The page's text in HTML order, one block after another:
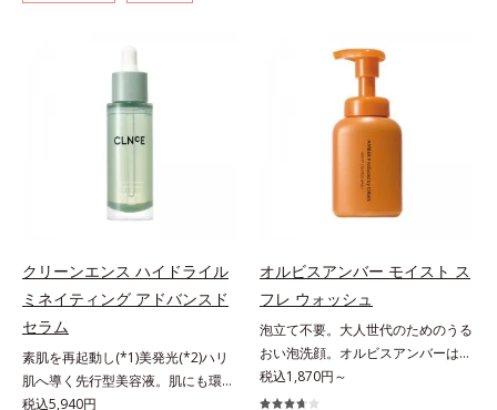
び先行技術調査による当社調べ*5
オトギリソウエキス配合＝肌にうる
ツヤ肌へ導く保湿成分アレルギーテ
スト済＝全ての方にアレルギーが起
やかな肌に導きます。*1 ポーラ化
成独自の（Ｃ１２－２０）アルキル
グルコシド（保湿）で形成するミセ
ルから、汚れをはね返す水の膜をつ
くる技術が日本初（2024年12月時
点、J－GLOBALによる自社調べ）
*2 オルビス内でかつてないオイル
クレンジングのこと*3 ポーラ化成
ルコシド（保湿）で形成するミセル
*4 炭酸ジカプリリル*5 乾燥や汚れ
による*6 キメの乱れによる＜使用
量目安＞適量＜使用ステップ＞オル
ビス ザ クレンジング オイル ⇒
洗顔料 ⇒ 化粧水 ⇒ 保湿液
※W洗顔が必要です＜使用方法＞1.
ンアミド複合体(*2)と浸透サポート
有効成分「ナイアシンアミド」の浸
透スピードがアップ(*5)し、浸透し
にくい大人肌の深く(*3)まで素早く
届けます。真皮のコラーゲン産生を
促進し、年齢とともに刻まれる深い
メラニン生成を防ぎ未来のシミ・ソ
バカスを予防します。さらに独自研
(*6)で大人肌にハリ感をプラス。す
るっと伸び広がるテクスチャー
で、"顔全体にご使用いただける設
計"。見えているシワはもちろん、
自分では気づきにくい死角のシワの
改善にも効果を発揮します。*1 メ
ラニンの生成を抑え、シミ・ソバカ
(*2)の2種の成分が深いうるおいを
与え、湧き上がるようなハリ感を呼
び覚まします。ハリ膜がのび広が
り、肌表面にピン！としたハリ感を
与え、さらに疑似セラミド(*3)が角
層の隙間に浸透(*4)。夜のスキンケ
アの最後にプラスすることで乾燥に
よる小ジワを目立たなくし、ハリ感
チノール配合＝保湿成分*2 パルミ
トイルトリペプチド－5配合＝保湿
成分*3 ラウロイルグルタミン酸ジ
（フィトステリル/オクチルドデシ
ル）配合＝保湿成分*4 角層まで
クリーンエンス ハイドライル
ミネイティング アドバンスド
セラム
素肌を再起動し(*1)美発光(*2)ハリ
肌へ導く先行型美容液。肌にも環境
にも、いいことを——。
税込5,940円
オルビスアンバー モイスト ス
フレ ウォッシュ
泡立て不要。大人世代のためのうる
おい泡洗顔。オルビスアンバーは、
いつも⾃然体で美しくありたいと願
う⼤⼈世代に寄り添うブランドで
税込1,870円～